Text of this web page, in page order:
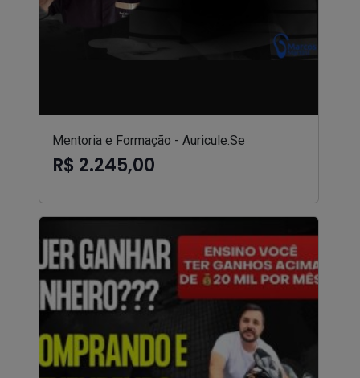
Mentoria e Formação - Auricule.Se
R$ 2.245,00